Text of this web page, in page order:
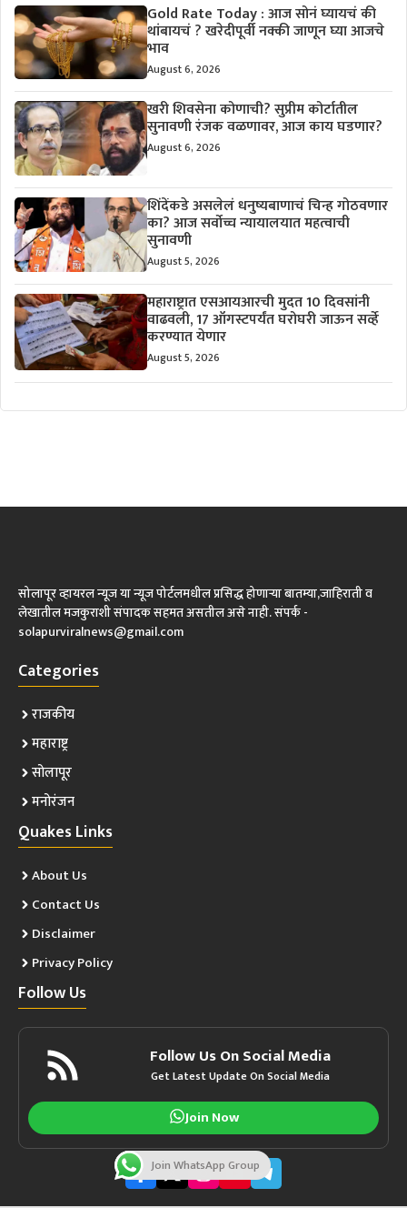
Gold Rate Today : आज सोनं घ्यायचं की
थांबायचं ? खरेदीपूर्वी नक्की जाणून घ्या आजचे
भाव
August 6, 2026
खरी शिवसेना कोणाची? सुप्रीम कोर्टातील
सुनावणी रंजक वळणावर, आज काय घडणार?
August 6, 2026
शिंदेंकडे असलेलं धनुष्यबाणाचं चिन्ह गोठवणार
का? आज सर्वोच्च न्यायालयात महत्वाची
सुनावणी
August 5, 2026
महाराष्ट्रात एसआयआरची मुदत 10 दिवसांनी
वाढवली, 17 ऑगस्टपर्यंत घरोघरी जाऊन सर्व्हे
करण्यात येणार
August 5, 2026
सोलापूर व्हायरल न्यूज या न्यूज पोर्टलमधील प्रसिद्ध होणाऱ्या बातम्या,जाहिराती व
लेखातील मजकुराशी संपादक सहमत असतील असे नाही. संपर्क -
solapurviralnews@gmail.com
Categories
राजकीय
महाराष्ट्र
सोलापूर
मनोरंजन
Quakes Links
About Us
Contact Us
Disclaimer
Privacy Policy
Follow Us
Follow Us On Social Media
Get Latest Update On Social Media
Join Now
Join WhatsApp Group